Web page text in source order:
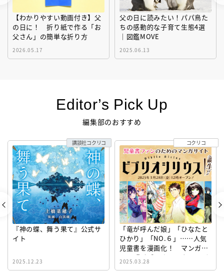
【わかりやすい動画付き】父
の日に！ 折り紙で作る「お
父さん」の簡単な折り方
2026.05.17
父の日に読みたい！パパ鳥た
ちの感動的な子育て生態4選
｜図鑑MOVE
2025.06.13
Editor’s Pick Up
編集部のおすすめ
『神の蝶、舞う果て』公式サ
イト
2025.12.23
講談社コクリコ
「竜が呼んだ娘」「ひなたと
ひかり」「NO.６」……人気
児童書を漫画化！ マンガサ
イト『ビブリオシリウス』誕
生！
2025.03.28
コクリコ